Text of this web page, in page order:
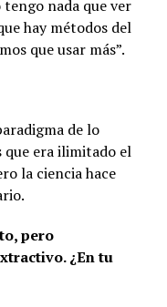
nada que ver
hay métodos del
que usar más”.
de lo
que era ilimitado el
la ciencia hace
pero
¿En tu